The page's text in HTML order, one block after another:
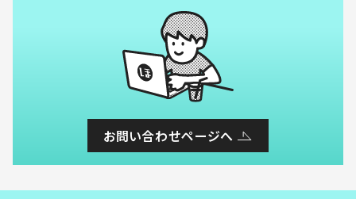
お問い合わせページへ